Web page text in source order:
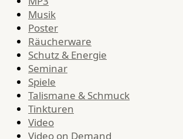
Musik
Poster
Räucherware
Schutz & Energie
Seminar
Spiele
Talismane & Schmuck
Tinkturen
Video
Video on Demand